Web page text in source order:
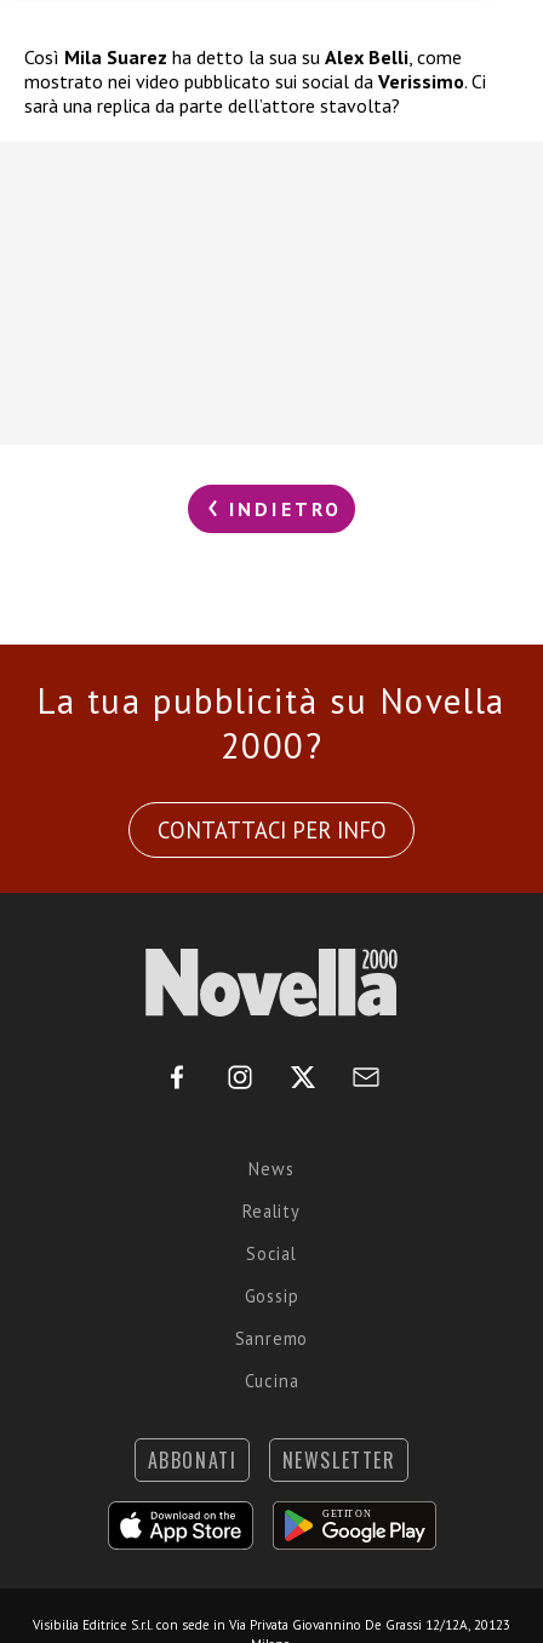
Così Mila Suarez ha detto la sua su Alex Belli , come
mostrato nei video pubblicato sui social da Verissimo. Ci
sarà una replica da parte dell’attore stavolta?
INDIETRO
La tua pubblicità su Novella
2000?
CONTATTACI PER INFO
News
Reality
Social
Gossip
Sanremo
Cucina
ABBONATI NEWSLETTER
Visibilia Editrice S.r.l. con sede in Via Privata Giovannino De Grassi 12/12A, 20123